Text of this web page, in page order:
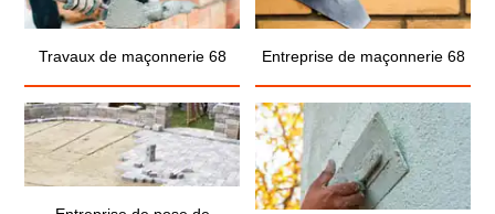
Travaux de maçonnerie 68 Entreprise de maçonnerie 68